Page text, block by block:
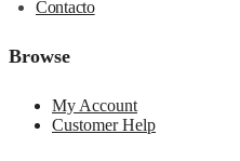
Contacto
Browse
My Account
Customer Help